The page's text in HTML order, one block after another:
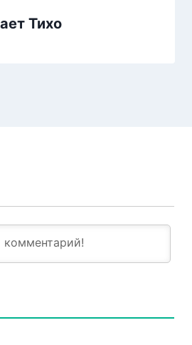
Тихо